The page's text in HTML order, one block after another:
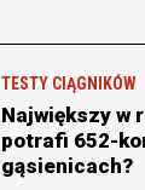
TESTY CIĄGNIKÓW
Największy w
potrafi 652-
gąsienicach?